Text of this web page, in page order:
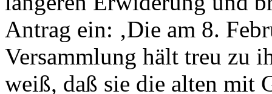
Antrag ein: ‚Die am 8.
Versammlung hält treu zu
weiß, daß sie die alten mit